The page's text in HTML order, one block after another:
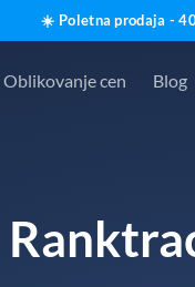
☀️ Poletna prodaja -
Oblikovanje cen Blog